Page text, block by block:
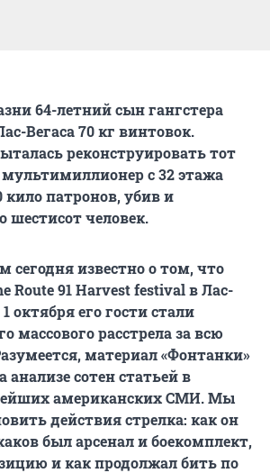
64-летний сын гангстера
Вегаса 70 кг винтовок.
реконструировать тот
с 32 этажа
кило патронов, убив и
шестисот человек.
сегодня известно о том, что
Route 91 Harvest festival в Лас-
октября его гости стали
массового расстрела за всю
материал «Фонтанки»
анализе сотен статьей в
американских СМИ. Мы
действия стрелка: как он
был арсенал и боекомплект,
и как продолжал бить по